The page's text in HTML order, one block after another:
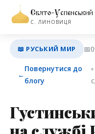
Свято-
С. ЛИНОВИЦЯ
📖 РУСЬКИЙ МИР 📅
←
Повернутися до
блогу